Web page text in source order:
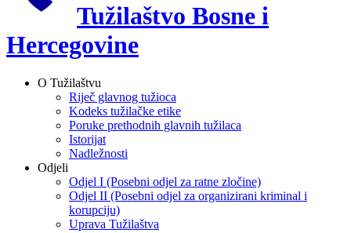
Tužilaštvo Bosne i
Hercegovine
O Tužilaštvu
Riječ glavnog tužioca
Kodeks tužilačke etike
Poruke prethodnih glavnih tužilaca
Istorijat
Nadležnosti
Odjeli
Odjel I (Posebni odjel za ratne zločine)
Odjel II (Posebni odjel za organizirani kriminal i
korupciju)
Uprava Tužilaštva